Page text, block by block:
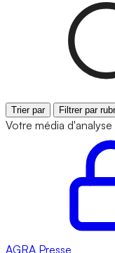
Trier par Filtrer par
Votre média
AGRA Presse